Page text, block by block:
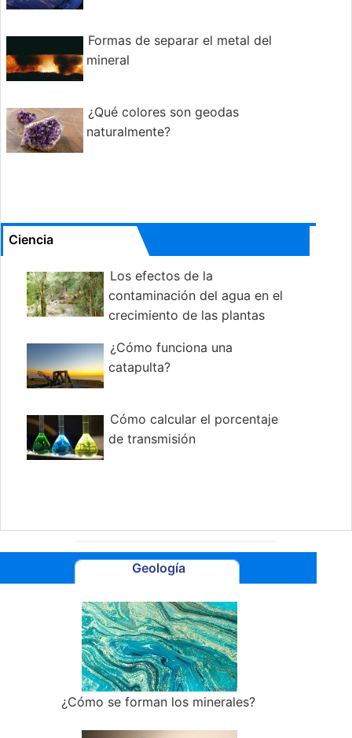
Formas de separar el metal del
mineral
¿Qué colores son geodas
naturalmente?
Ciencia
Los efectos de la
contaminación del agua en el
crecimiento de las plantas
¿Cómo funciona una
catapulta?
Cómo calcular el porcentaje
de transmisión
Geología
¿Cómo se forman los minerales?